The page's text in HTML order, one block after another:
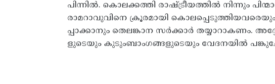
പിന്നിൽ. കൊലക്കത്തി രാഷ്ട്രീയത്തിൽ നിന്നും
രാമറാവുവിനെ ക്രൂരമായി കൊലപ്പെടുത്തിയവരെയും
പ്പാക്കാനും തെലങ്കാന സർക്കാർ തയ്യാറാകണം.
ളുടെയും കുടുംബാംഗങ്ങളുടെയും വേദനയിൽ